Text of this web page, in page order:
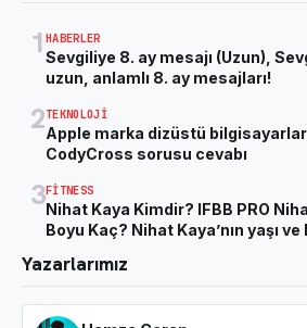
1 HABERLER
Sevgiliye 8. ay mesajı (Uzun),
uzun, anlamlı 8. ay mesajları!
2TEKNOLOJI
Apple marka dizüstü
CodyCross sorusu cevabı
3FITNESS
Nihat Kaya Kimdir? IFBB PRO
Boyu Kaç? Nihat Kaya’nın yaşı
Yazarlarımız